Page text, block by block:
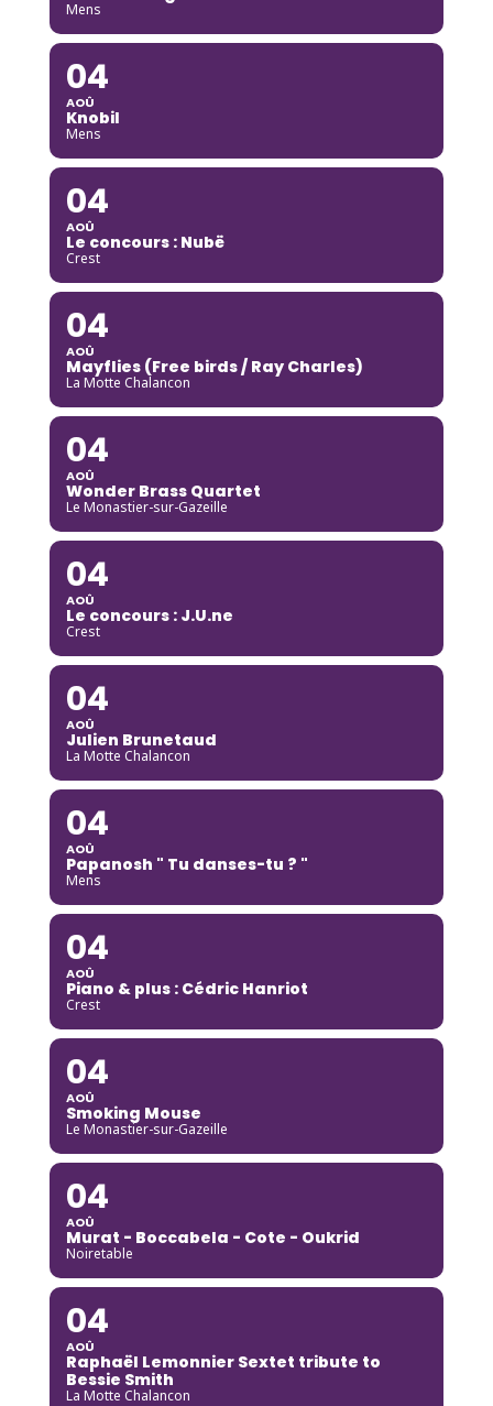
Mens
04
AOÛ
Knobil
Mens
04
AOÛ
Le concours : Nubë
Crest
04
AOÛ
Mayflies (Free birds / Ray Charles)
La Motte Chalancon
04
AOÛ
Wonder Brass Quartet
Le Monastier-sur-Gazeille
04
AOÛ
Le concours : J.U.ne
Crest
04
AOÛ
Julien Brunetaud
La Motte Chalancon
04
AOÛ
Papanosh " Tu danses-tu ? "
Mens
04
AOÛ
Piano & plus : Cédric Hanriot
Crest
04
AOÛ
Smoking Mouse
Le Monastier-sur-Gazeille
04
AOÛ
Murat - Boccabela - Cote - Oukrid
Noiretable
04
AOÛ
Raphaël Lemonnier Sextet tribute to
Bessie Smith
La Motte Chalancon